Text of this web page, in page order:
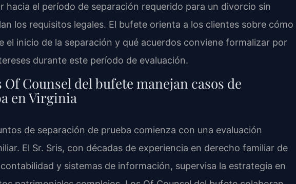
hacia el período de separación requerido para un divorcio sin
los requisitos legales. El bufete orienta a los clientes sobre cómo
el inicio de la separación y qué acuerdos conviene formalizar por
durante este período de evaluación.
Of Counsel del bufete manejan casos de
en Virginia
de separación de prueba comienza con una evaluación
El Sr. Sris, con décadas de experiencia en derecho familiar de
y sistemas de información, supervisa la estrategia en